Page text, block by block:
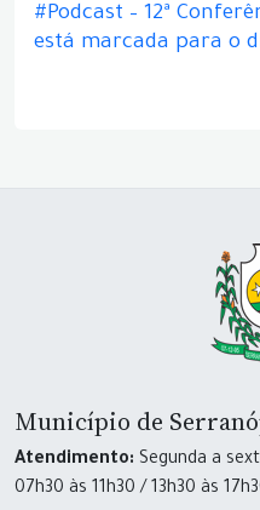
#Podcast – 12ª
está marcada para o
Município de
Atendimento: Segunda a
07h30 às 11h30 / 13h30 às